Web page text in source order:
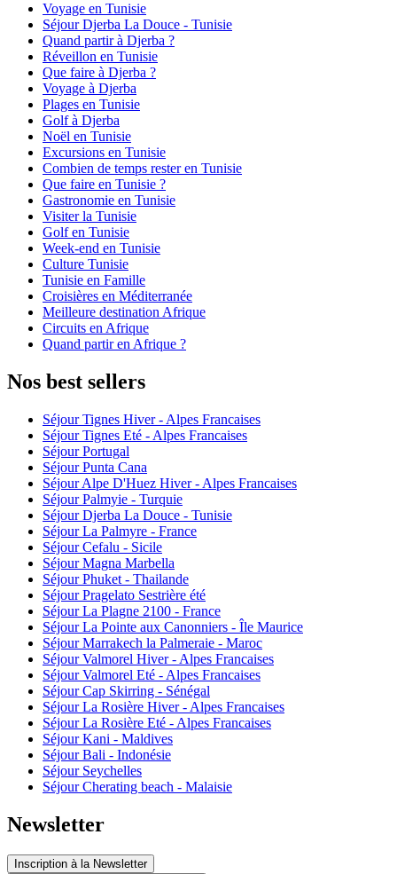
Voyage en Tunisie
Séjour Djerba La Douce - Tunisie
Quand partir à Djerba ?
Réveillon en Tunisie
Que faire à Djerba ?
Voyage à Djerba
Plages en Tunisie
Golf à Djerba
Noël en Tunisie
Excursions en Tunisie
Combien de temps rester en Tunisie
Que faire en Tunisie ?
Gastronomie en Tunisie
Visiter la Tunisie
Golf en Tunisie
Week-end en Tunisie
Culture Tunisie
Tunisie en Famille
Croisières en Méditerranée
Meilleure destination Afrique
Circuits en Afrique
Quand partir en Afrique ?
Nos best sellers
Séjour Tignes Hiver - Alpes Francaises
Séjour Tignes Eté - Alpes Francaises
Séjour Portugal
Séjour Punta Cana
Séjour Alpe D'Huez Hiver - Alpes Francaises
Séjour Palmyie - Turquie
Séjour Djerba La Douce - Tunisie
Séjour La Palmyre - France
Séjour Cefalu - Sicile
Séjour Magna Marbella
Séjour Phuket - Thailande
Séjour Pragelato Sestrière été
Séjour La Plagne 2100 - France
Séjour La Pointe aux Canonniers - Île Maurice
Séjour Marrakech la Palmeraie - Maroc
Séjour Valmorel Hiver - Alpes Francaises
Séjour Valmorel Eté - Alpes Francaises
Séjour Cap Skirring - Sénégal
Séjour La Rosière Hiver - Alpes Francaises
Séjour La Rosière Eté - Alpes Francaises
Séjour Kani - Maldives
Séjour Bali - Indonésie
Séjour Seychelles
Séjour Cherating beach - Malaisie
Newsletter
Inscription à la Newsletter